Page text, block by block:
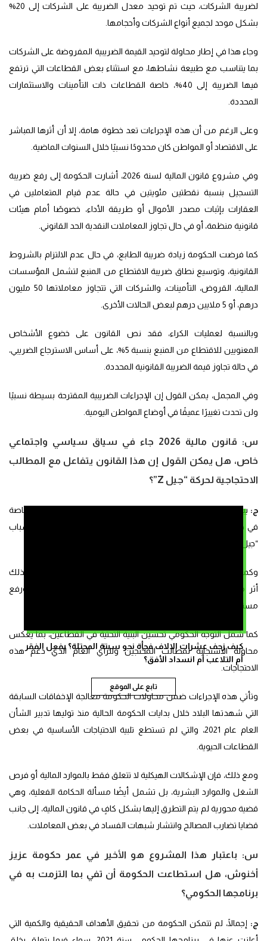
كيف زحف عشرات الالاف فجأة نحو سبتة المحتلة؟ بفعل الفقر
أم التلاعب أم انسداد الأفق؟
تابع على الموقع
لضريبة الشركات، حيث تم توحيد معدل الضريبة على الشركات إلى 20%
بشكل موحد لجميع أنواع الشركات وأحجامها.
وجاء هذا في إطار محاولة لتوحيد القيمة الضريبية المفروضة على الشركات
بما يتناسب مع طبيعة نشاطها، مع استثناء بعض القطاعات التي ترتفع
فيها الضريبة إلى 40%، خاصة القطاعات ذات التأمينات والاستثمارات
المحددة.
وعلى الرغم من أن هذه الإجراءات تعد خطوة هامة، إلا أن أثرها المباشر
على الاقتصاد أو المواطن كان محدودًا نسبيًا خلال السنوات الماضية.
وفي مشروع قانون المالية لسنة 2026، أشارت الحكومة إلى رفع ضريبة
التسجيل بنسبة نقطتين مئويتين في حالة عدم قيام المتعاملين في
العقارات بإثبات مصدر الأموال أو طريقة الأداء، خصوصًا أمام هيئات
قانونية منظمة، أو في حال تجاوز المعاملات النقدية الحد القانوني.
كما فرضت الحكومة زيادة ضريبة الطابع، في حال عدم الالتزام بالشروط
القانونية، وتوسيع نطاق ضريبة الاقتطاع من المنبع لتشمل المؤسسات
المالية، القروض، التأمينات، والشركات التي تتجاوز معاملاتها 50 مليون
درهم، أو 5 ملايين درهم لبعض الحالات الأخرى.
وبالنسبة لعمليات الكراء، فقد نص القانون على خضوع الأشخاص
المعنويين للاقتطاع من المنبع بنسبة 5%، على أساس الاسترجاع الضريبي،
في حالة تجاوز قيمة الضريبة القانونية المحددة.
وفي المجمل، يمكن القول إن الإجراءات الضريبية المقترحة بسيطة نسبيًا
ولن تحدث تغييرًا عميقًا في أوضاع المواطن اليومية.
س:
قانون مالية 2026 جاء في سياق سياسي واجتماعي
خاص، هل يمكن القول إن هذا القانون يتفاعل مع المطالب
الاحتجاجية لحركة “جيل Z”؟
ج:
يبرز البُعد الاجتماعي بقوة في مشروع قانون المالية لسنة 2026، خاصة
في ظل السياق الاجتماعي المرتبط بالاحتجاجات الأخيرة التي قادها شباب
“جيل Z”، والتي حظيت بتفاعل واسع من المواطنين.
وكما نعلم، فقد ركزت الاحتجاجات على قطاعي الصحة والتعليم، وكان لذلك
أثر مباشر على توجه الحكومة لتعزيز ميزانيات هذين القطاعين ورفع
مستويات التشغيل فيهما.
كما شمل التوجه الحكومي تحسين البنية التحتية في القطاعين، بما يعكس
محاولة الاستجابة لمطالب المحتجين وللرأي العام الذي دعم هذه
الاحتجاجات.
وتأتي هذه الإجراءات ضمن محاولات الحكومة معالجة الإخفاقات السابقة
التي شهدتها البلاد خلال بدايات الحكومة الحالية منذ توليها تدبير الشأن
العام عام 2021، والتي لم تستطع تلبية الاحتياجات الأساسية في بعض
القطاعات الحيوية.
ومع ذلك، فإن الإشكالات الهيكلية لا تتعلق فقط بالموارد المالية أو فرص
الشغل والموارد البشرية، بل تشمل أيضًا مسألة الحكامة الفعلية، وهي
قضية محورية لم يتم التطرق إليها بشكل كافٍ في قانون المالية، إلى جانب
قضايا تضارب المصالح وانتشار شبهات الفساد في بعض المعاملات.
س: باعتبار هذا المشروع هو الأخير في عمر حكومة عزيز
أخنوش، هل استطاعت الحكومة أن تفي بما التزمت به في
برنامجها الحكومي؟
ج: إجمالًا، لم تتمكن الحكومة من تحقيق الأهداف الحقيقية والكمية التي